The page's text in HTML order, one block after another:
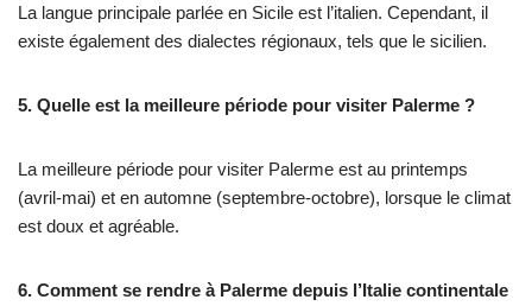
La langue principale parlée en Sicile est l’italien. Cependant, il
existe également des dialectes régionaux, tels que le sicilien.
5. Quelle est la meilleure période pour visiter Palerme ?
La meilleure période pour visiter Palerme est au printemps
(avril-mai) et en automne (septembre-octobre), lorsque le climat
est doux et agréable.
6. Comment se rendre à Palerme depuis l’Italie continentale